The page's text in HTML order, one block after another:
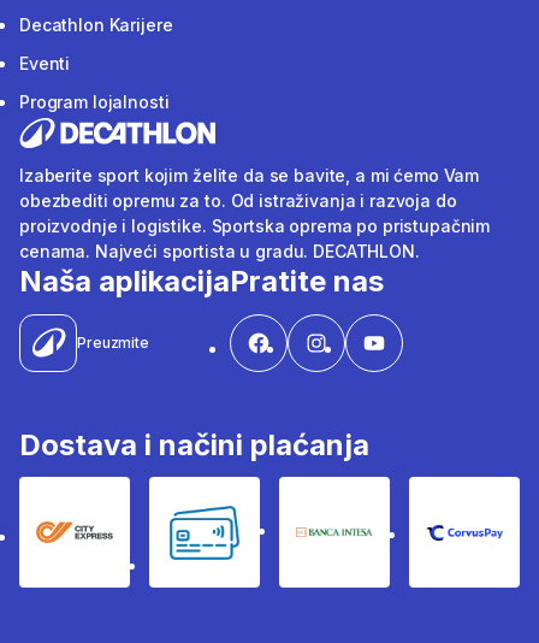
Decathlon Karijere
Eventi
Program lojalnosti
Izaberite sport kojim želite da se bavite, a mi ćemo Vam
obezbediti opremu za to. Od istraživanja i razvoja do
proizvodnje i logistike. Sportska oprema po pristupačnim
cenama. Najveći sportista u gradu. DECATHLON.
Naša aplikacija
Preuzmite
Pratite nas
Dostava i načini plaćanja
City Express Bankovne karticeBanka Intesa